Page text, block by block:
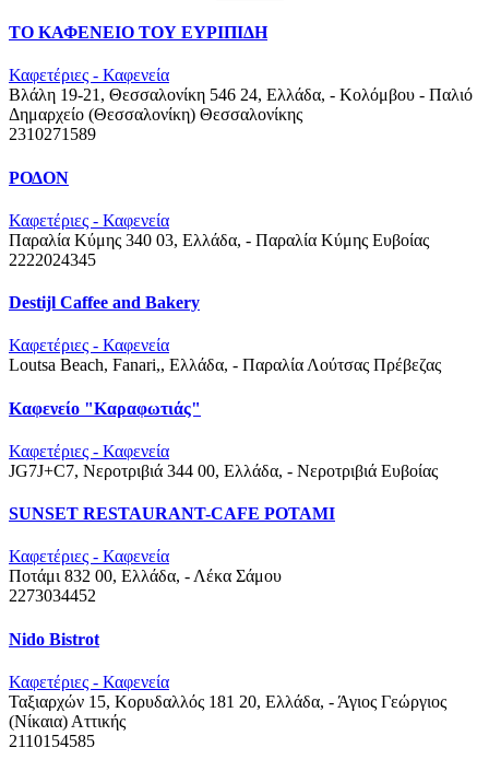
ΤΟ ΚΑΦΕΝΕΙΟ ΤΟΥ ΕΥΡΙΠΙΔΗ
Καφετέριες - Καφενεία
Βλάλη 19-21, Θεσσαλονίκη 546 24, Ελλάδα, - Κολόμβου - Παλιό
Δημαρχείο (Θεσσαλονίκη) Θεσσαλονίκης
2310271589
ΡΟΔΟΝ
Καφετέριες - Καφενεία
Παραλία Κύμης 340 03, Ελλάδα, - Παραλία Κύμης Ευβοίας
2222024345
Destijl Caffee and Bakery
Καφετέριες - Καφενεία
Loutsa Beach, Fanari,, Ελλάδα, - Παραλία Λούτσας Πρέβεζας
Καφενείο "Καραφωτιάς"
Καφετέριες - Καφενεία
JG7J+C7, Νεροτριβιά 344 00, Ελλάδα, - Νεροτριβιά Ευβοίας
SUNSET RESTAURANT-CAFE POTAMI
Καφετέριες - Καφενεία
Ποτάμι 832 00, Ελλάδα, - Λέκα Σάμου
2273034452
Nido Bistrot
Καφετέριες - Καφενεία
Ταξιαρχών 15, Κορυδαλλός 181 20, Ελλάδα, - Άγιος Γεώργιος
(Νίκαια) Αττικής
2110154585